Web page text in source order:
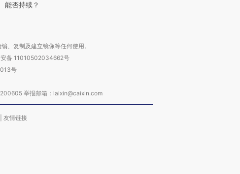
能否持续？
、复制及建立镜像等任何使用。
备 11010502034662号
号
举报邮箱：laixin@caixin.com
友情链接